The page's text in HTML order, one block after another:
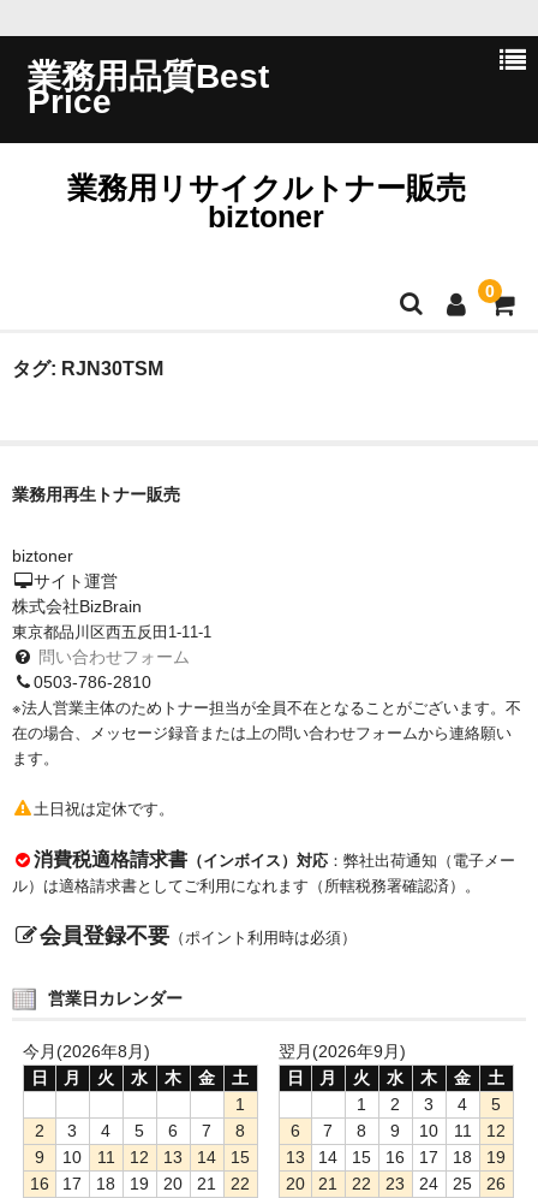
業務用品質Best
Price
業務用リサイクルトナー販売
biztoner
0
ホーム
PrivacyPolicy
特定商取引法に基づく表示
よくある質問
保証受付中
トナー・ドラム交換・修理
プリンタ補償
貴社都合返品
動画で分かる
トナー再生の流れ
もっと安い販売店があります。何が違うのですか？
リサイクルトナーで経費削減
タグ: RJN30TSM
業務用再生トナー販売
biztoner
サイト運営
株式会社BizBrain
東京都品川区西五反田1-11-1
問い合わせフォーム
0503-786-2810
※法人営業主体のためトナー担当が全員不在となることがございます。不
在の場合、メッセージ録音または上の問い合わせフォームから連絡願い
ます。
土日祝は定休です。
消費税適格請求書 （インボイス）対応 ：弊社出荷通知（電子メー
ル）は適格請求書としてご利用になれます（所轄税務署確認済）。
会員登録不要 （ポイント利用時は必須）
営業日カレンダー
今月(2026年8月)
日
月 火 水 木 金
土
1
2
3 4 5 6 7
8
9
10 11 12 13 14
15
16
17 18 19 20 21
22
翌月(2026年9月)
日
月 火 水 木 金
土
1
2 3 4
5
6
7 8 9 10 11
12
13
14 15 16 17 18
19
20
21 22 23 24 25
26